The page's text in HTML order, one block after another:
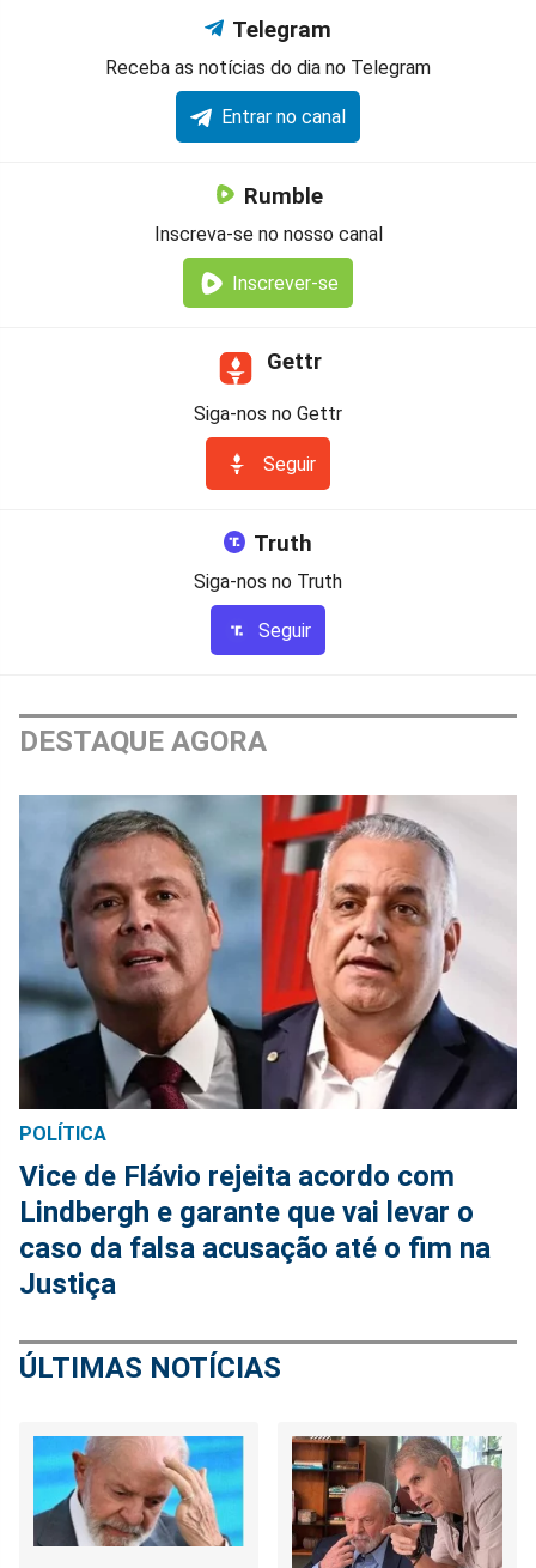
Telegram
Receba as notícias do dia no Telegram
Entrar no canal
Rumble
Inscreva-se no nosso canal
Inscrever-se
Gettr
Siga-nos no Gettr
Seguir
Truth
Siga-nos no Truth
Seguir
DESTAQUE AGORA
POLÍTICA
Vice de Flávio rejeita acordo com
Lindbergh e garante que vai levar o
caso da falsa acusação até o fim na
Justiça
ÚLTIMAS NOTÍCIAS